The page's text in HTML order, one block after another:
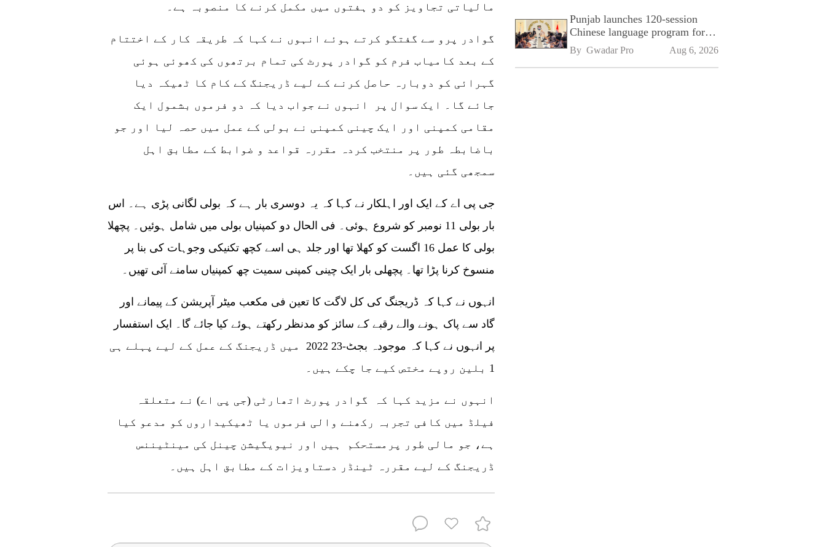
مالیاتی تجاویز کو دو ہفتوں میں مکمل کرنے کا منصوبہ ہے۔
گوادر پرو سے گفتگو کرتے ہوئے انہوں نے کہا کہ طریقہ کار کے اختتام
کے بعد کامیاب فرم کو گوادر پورٹ کی تمام برتھوں کی کھوئی ہوئی
گہرائی کو دوبارہ حاصل کرنے کے لیے ڈریجنگ کے کام کا ٹھیکہ دیا
جائے گا۔ ایک سوال پر انہوں نے جواب دیا کہ دو فرموں بشمول ایک
مقامی کمپنی اور ایک چینی کمپنی نے بولی کے عمل میں حصہ لیا اور جو
باضابطہ طور پر منتخب کردہ مقررہ قواعد و ضوابط کے مطابق اہل
سمجھی گئی ہیں۔
جی پی اے کے ایک اور اہلکار نے کہا کہ یہ دوسری بار ہے کہ بولی لگانی پڑی ہے۔ اس
بار بولی 11 نومبر کو شروع ہوئی۔ فی الحال دو کمپنیاں بولی میں شامل ہوئیں۔ پچھلا
بولی کا عمل 16 اگست کو کھلا تھا اور جلد ہی اسے کچھ تکنیکی وجوہات کی بنا پر
منسوخ کرنا پڑا تھا۔ پچھلی بار ایک چینی کمپنی سمیت چھ کمپنیاں سامنے آئی تھیں۔
انہوں نے کہا کہ ڈریجنگ کی کل لاگت کا تعین فی مکعب میٹر آپریشن کے پیمانے اور
گاد سے پاک ہونے والے رقبے کے سائز کو مدنظر رکھتے ہوئے کیا جائے گا۔ ایک استفسار
پر انہوں نے کہا کہ موجودہ بجٹ-23 2022 میں ڈریجنگ کے عمل کے لیے پہلے ہی
1 بلین روپے مختص کیے جا چکے ہیں۔
انہوں نے مزید کہا کہ گوادر پورٹ اتھارٹی (جی پی اے) نے متعلقہ
فیلڈ میں کافی تجربہ رکھنے والی فرموں یا ٹھیکیداروں کو مدعو کیا
ہے، جو مالی طور پرمستحکم ہیں اور نیویگیشن چینل کی مینٹیننس
ڈریجنگ کے لیے مقررہ ٹینڈر دستاویزات کے مطابق اہل ہیں۔
Punjab launches 120-session
Chinese language program for
SPU
By Gwadar Pro Aug 6, 2026